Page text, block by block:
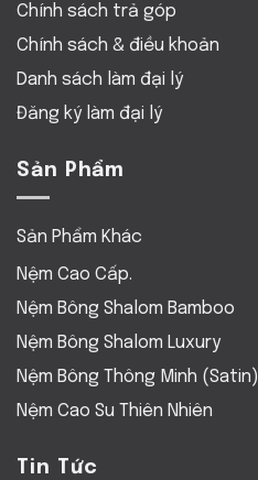
Chính sách trả góp
Chính sách & điều khoản
Danh sách làm đại lý
Đăng ký làm đại lý
Sản Phẩm
Sản Phẩm Khác
Nệm Cao Cấp.
Nệm Bông Shalom Bamboo
Nệm Bông Shalom Luxury
Nệm Bông Thông Minh (Satin)
Nệm Cao Su Thiên Nhiên
Tin Tức